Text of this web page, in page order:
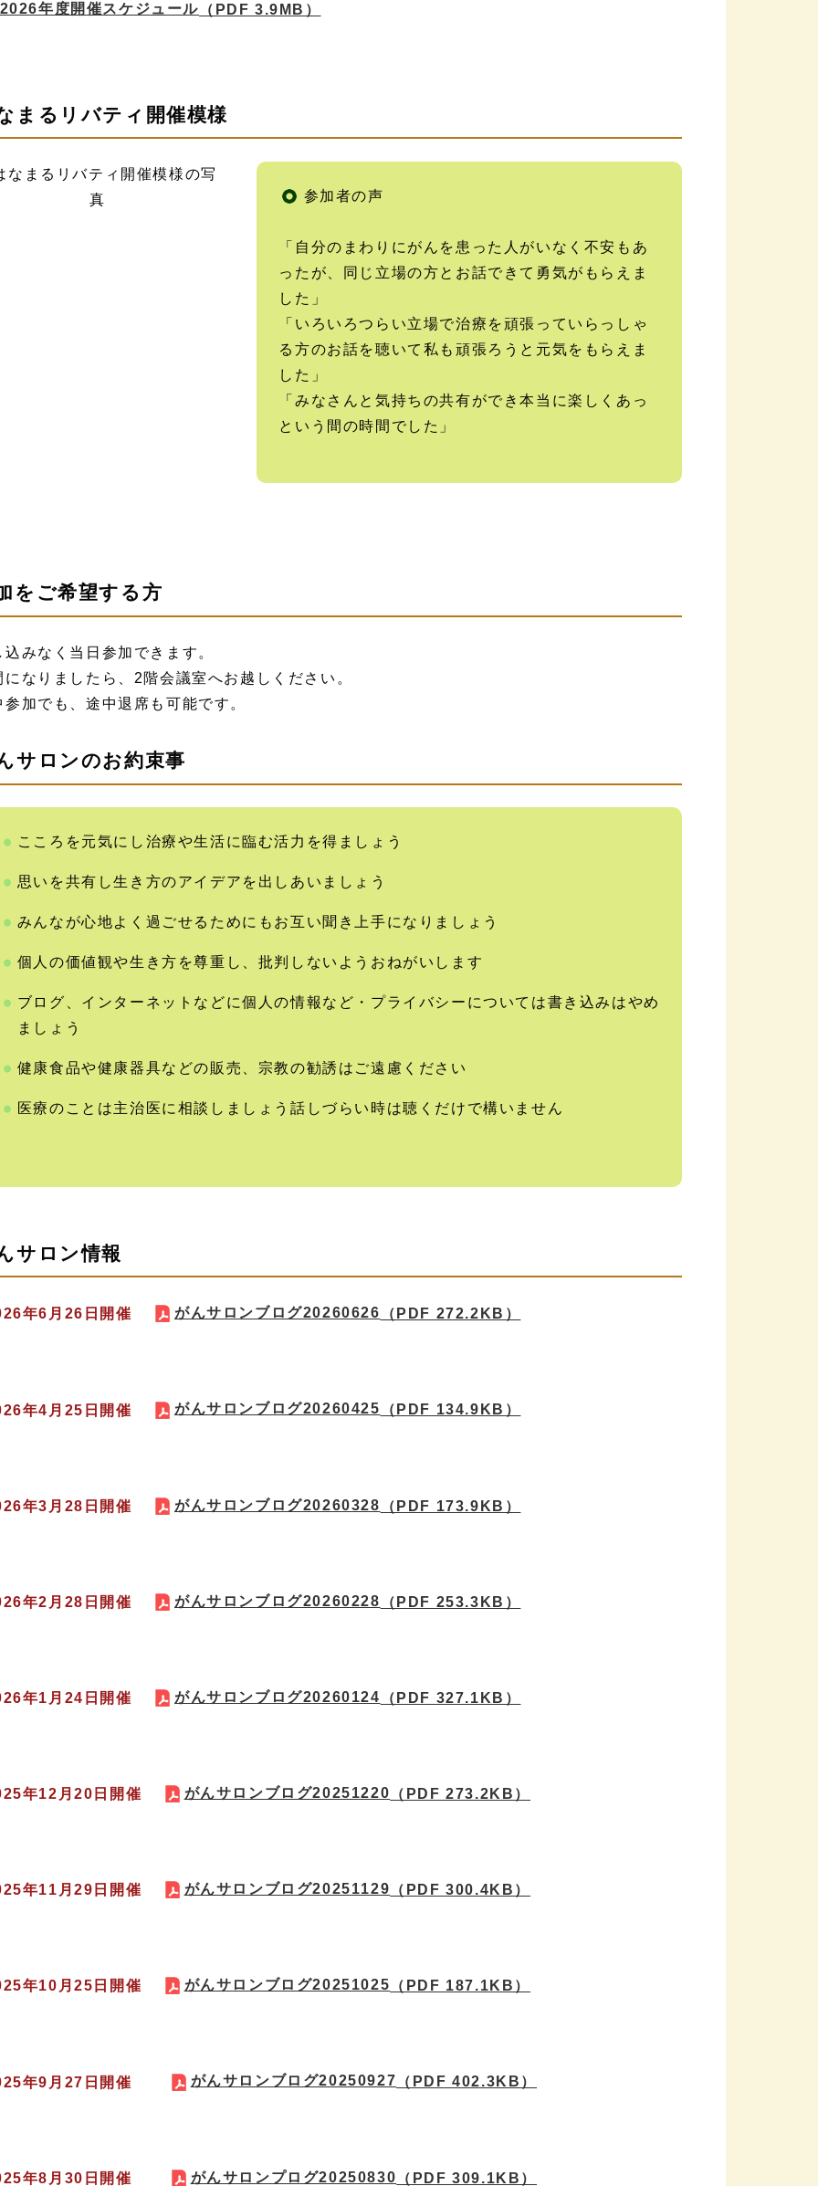
2026年度開催スケジュール （PDF 3.9MB）
まるリバティ開催模様
注目情報
参加者の声
「自分のまわりにがんを患った人がいなく不安もあ
ったが、同じ立場の方とお話できて勇気がもらえま
した」
「いろいろつらい立場で治療を頑張っていらっしゃ
る方のお話を聴いて私も頑張ろうと元気をもらえま
した」
「みなさんと気持ちの共有ができ本当に楽しくあっ
という間の時間でした」
をご希望する方
込みなく当日参加できます。
になりましたら、2階会議室へお越しください。
参加でも、途中退席も可能です。
サロンのお約束事
こころを元気にし治療や生活に臨む活力を得ましょう
思いを共有し生き方のアイデアを出しあいましょう
みんなが心地よく過ごせるためにもお互い聞き上手になりましょう
個人の価値観や生き方を尊重し、批判しないようおねがいします
ブログ、インターネットなどに個人の情報など・プライバシーについては書き込みはやめ
ましょう
健康食品や健康器具などの販売、宗教の勧誘はご遠慮ください
医療のことは主治医に相談しましょう話しづらい時は聴くだけで構いません
サロン情報
年6月26日開催 がんサロンブログ20260626 （PDF 272.2KB）
年4月25日開催 がんサロンブログ20260425 （PDF 134.9KB）
年3月28日開催 がんサロンブログ20260328 （PDF 173.9KB）
年2月28日開催 がんサロンブログ20260228 （PDF 253.3KB）
年1月24日開催 がんサロンブログ20260124 （PDF 327.1KB）
年12月20日開催 がんサロンブログ20251220 （PDF 273.2KB）
年11月29日開催 がんサロンブログ20251129 （PDF 300.4KB）
年10月25日開催 がんサロンブログ20251025 （PDF 187.1KB）
年9月27日開催 がんサロンブログ20250927 （PDF 402.3KB）
年8月30日開催 がんサロンプログ20250830 （PDF 309.1KB）